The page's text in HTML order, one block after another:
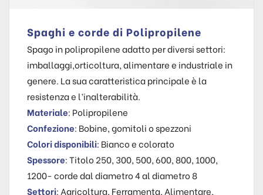
Spaghi e corde di Polipropilene
Spago in polipropilene adatto per diversi settori:
imballaggi,orticoltura, alimentare e industriale in
genere. La sua caratteristica principale è la
resistenza e l’inalterabilità.
Materiale: Polipropilene
Confezione: Bobine, gomitoli o spezzoni
Colori disponibili: Bianco e colorato
Spessore: Titolo 250, 300, 500, 600, 800, 1000,
1200- corde dal diametro 4 al diametro 8
Settori: Agricoltura, Ferramenta, Alimentare,